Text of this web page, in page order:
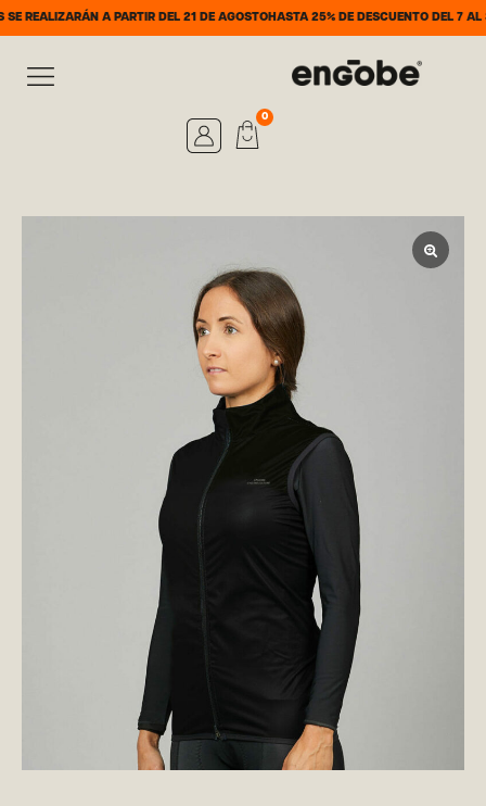
A PARTIR DEL 21 DE AGOSTOHASTA 25% DE DESCUENTO DEL 7 AL 31 DE
0